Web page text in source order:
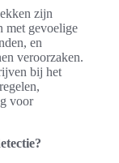
zijn
met gevoelige
en
veroorzaken.
bij het
voor